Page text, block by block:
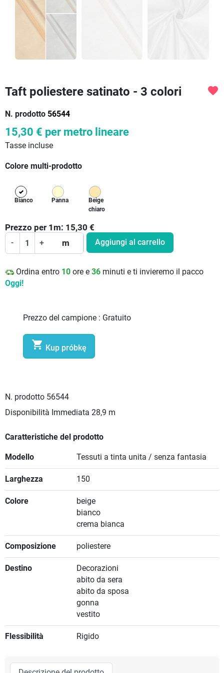
Taft poliestere satinato - 3 colori
N. prodotto 56544
favorite
15,30 € per metro lineare
Tasse incluse
Colore multi-prodotto
Bianco Panna
Beige
chiaro
Prezzo per 1 m: 15,30 €
- + m Aggiungi al carrello
Ordina entro 10 ore e 36 minuti e ti invieremo il pacco
Oggi!
Prezzo del campione : Gratuito
 Kup próbkę
N. prodotto 56544
Disponibilità Immediata 28,9 m
Caratteristiche del prodotto
Modello Tessuti a tinta unita / senza fantasia
Larghezza 150
Colore
beige
bianco
crema bianca
Composizione poliestere
Destino
Decorazioni
abito da sera
abito da sposa
gonna
vestito
Flessibilità Rigido